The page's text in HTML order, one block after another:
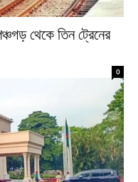
থেকে তিন ট্রেনের
0